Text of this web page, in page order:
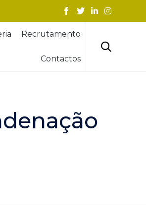
content
Recrutamento
Contactos
